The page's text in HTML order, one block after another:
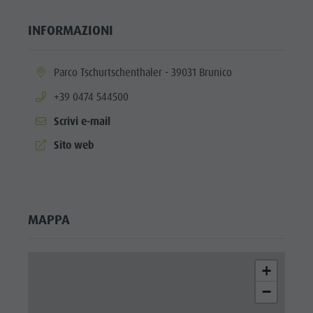
INFORMAZIONI
aria.location:
Parco Tschurtschenthaler - 39031 Brunico
aria.phone:
+39 0474 544500
Scrivi e-mail
aria.website:
Sito web
MAPPA
+
−